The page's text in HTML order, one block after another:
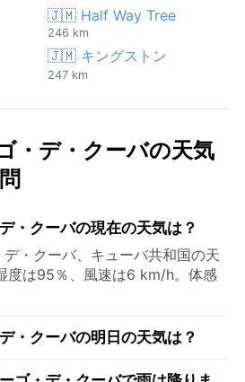
🇯🇲 Half Way Tree
246 km
🇯🇲 キングストン
247 km
・デ・クーバの天気
・クーバの現在の天気は？
・クーバ、キューバ共和国の天
度は95％、風速は6 km/h。体感
・クーバの明日の天気は？